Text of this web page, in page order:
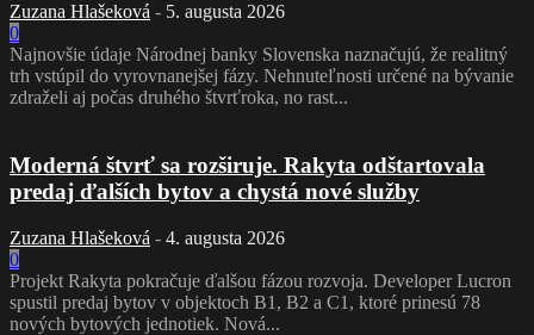
Zuzana Hlašeková - 5. augusta 2026
0
Najnovšie údaje Národnej banky Slovenska naznačujú, že realitný
trh vstúpil do vyrovnanejšej fázy. Nehnuteľnosti určené na bývanie
zdraželi aj počas druhého štvrťroka, no rast...
Moderná štvrť sa rozširuje. Rakyta odštartovala
predaj ďalších bytov a chystá nové služby
Zuzana Hlašeková - 4. augusta 2026
0
Projekt Rakyta pokračuje ďalšou fázou rozvoja. Developer Lucron
spustil predaj bytov v objektoch B1, B2 a C1, ktoré prinesú 78
nových bytových jednotiek. Nová...